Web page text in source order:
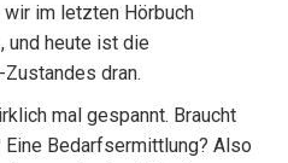
im letzten Hörbuch
und heute ist die
dran.
mal gespannt. Braucht
Eine Bedarfsermittlung? Also